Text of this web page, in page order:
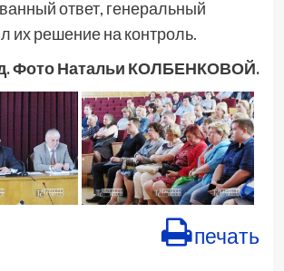
ответ, генеральный
их решение на контроль.
Фото Натальи КОЛБЕНКОВОЙ.
печать